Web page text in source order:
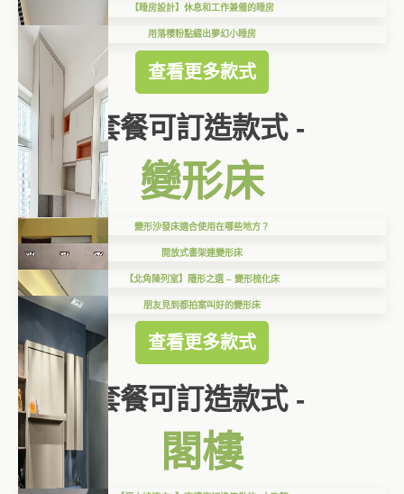
【睡房設計】休息和工作兼備的睡房
用落櫻粉點綴出夢幻小睡房
查看更多款式
套餐可訂造款式 -
變形床
變形沙發床適合使用在哪些地方？
開放式書架連變形床
【北角陳列室】隱形之選 – 變形梳化床
朋友見到都拍案叫好的變形床
查看更多款式
套餐可訂造款式 -
閣樓